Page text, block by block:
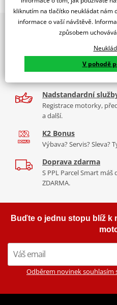
LICENSE SUPPORT HONDA MSX
Tabulka velikostí
Co když mi to nebude
Mounting tips
PDF Homologation
PUIG byl založen v roce 1964 ve
Granollers poblíž Barcelony na
let se účastní nejslavnějších
naší nabídce naleznete doplňky
Zobrazit všechny produkty
2x multibrand
9 značek motocyklů,
díly, to vše v Praze a
Více než 30 let
Nadstandardní
Registrace motorky,
a další.
K2 Bonus
Výbava? Servis? Sleva?
Doprava zdarma
S PPL Parcel Smart
ZDARMA.
Buďte o jednu stopu blíž k
Odběrem novinek souhlasím
kliknutím na tlačítko neukládat nám
informace o vaší návštěvě.
způsobem
V pohodě